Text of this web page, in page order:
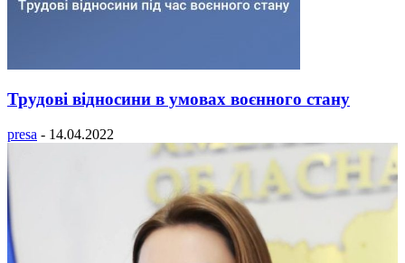
Трудові відносини в умовах воєнного стану
presa - 14.04.2022